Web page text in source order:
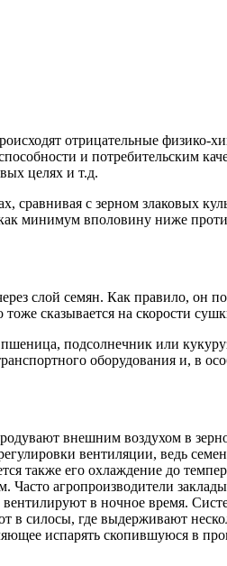
отрицательные физико-
и потребительским
целях и т.д.
с зерном злаковых
минимум вполовину ниже
слой семян. Как правило, он
сказывается на скорости
подсолнечник или
оборудования и, в
внешним воздухом в
вентиляции, ведь
также его охлаждение до
агропроизводители
в ночное время.
где выдерживают
испарять скопившуюся в